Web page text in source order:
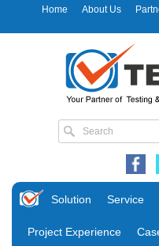
Home About Us
Solution Service
Project Experience